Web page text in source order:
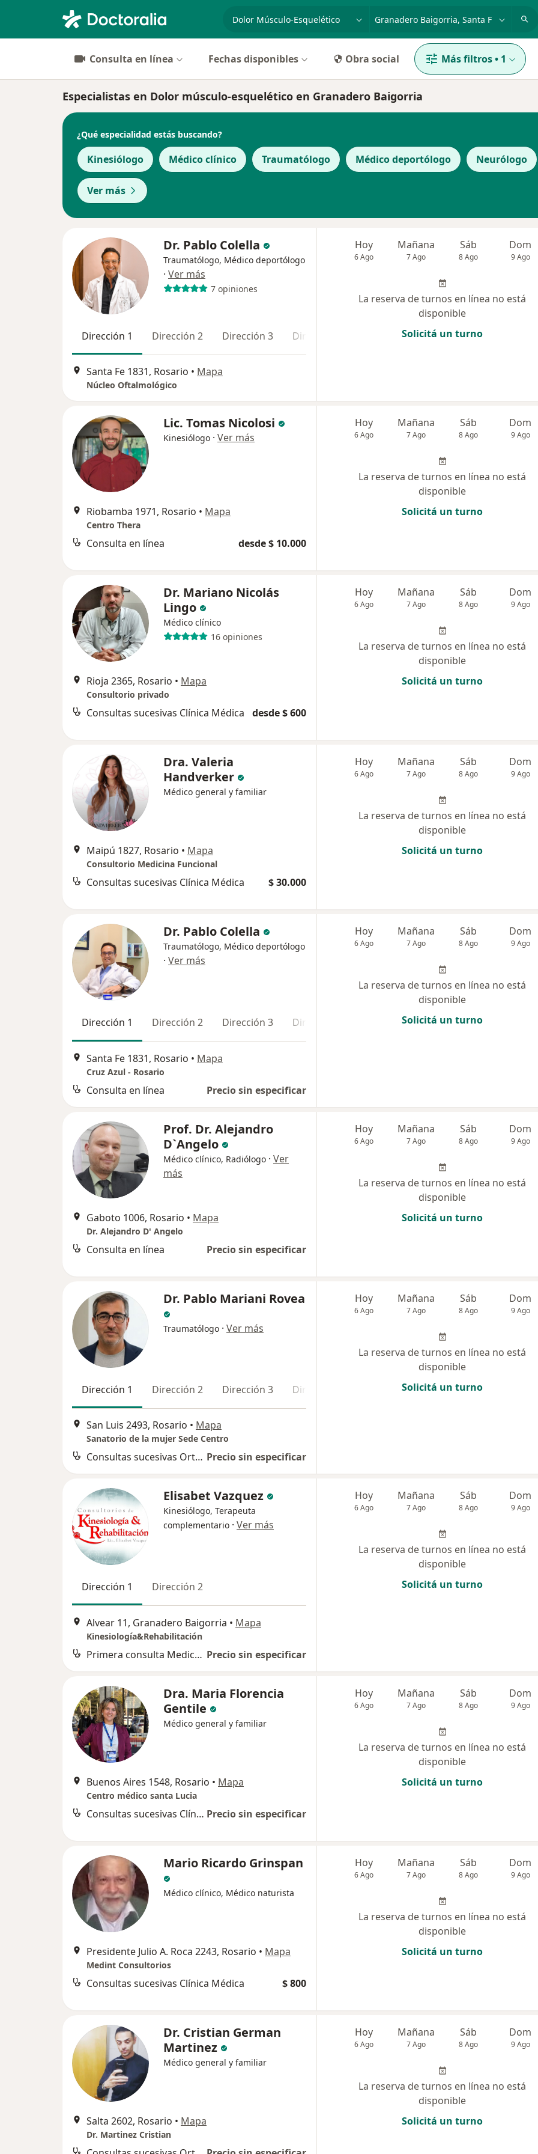
especialidad, enfermedad o nombre
Consulta en línea Fechas disponibles Obra social Más filtros• 1
Especialistas en Dolor músculo-esquelético en Granadero Baigorria
¿Qué especialidad estás buscando?
Kinesiólogo Médico clínico Traumatólogo Médico deportólogo Neurólogo
Ver más
Dr. Pablo Colella
Traumatólogo, Médico deportólogo
· Ver más
7 opiniones
Dirección 1 Dirección 2 Dirección 3 Dirección 4 Dirección 5 Dirección 6
Santa Fe 1831, Rosario • Mapa
Núcleo Oftalmológico
Hoy
6 Ago
Mañana
7 Ago
Sáb
8 Ago
Dom
9 Ago
La reserva de turnos en línea no está
disponible
Solicitá un turno
Lic. Tomas Nicolosi
Kinesiólogo · Ver más
Riobamba 1971, Rosario • Mapa
Centro Thera
Consulta en línea desde $ 10.000
Hoy
6 Ago
Mañana
7 Ago
Sáb
8 Ago
Dom
9 Ago
La reserva de turnos en línea no está
disponible
Solicitá un turno
Dr. Mariano Nicolás
Lingo
Médico clínico
16 opiniones
Rioja 2365, Rosario • Mapa
Consultorio privado
Consultas sucesivas Clínica Médica desde $ 600
Hoy
6 Ago
Mañana
7 Ago
Sáb
8 Ago
Dom
9 Ago
La reserva de turnos en línea no está
disponible
Solicitá un turno
Dra. Valeria
Handverker
Médico general y familiar
Maipú 1827, Rosario • Mapa
Consultorio Medicina Funcional
Consultas sucesivas Clínica Médica $ 30.000
Hoy
6 Ago
Mañana
7 Ago
Sáb
8 Ago
Dom
9 Ago
La reserva de turnos en línea no está
disponible
Solicitá un turno
Dr. Pablo Colella
Traumatólogo, Médico deportólogo
· Ver más
Dirección 1 Dirección 2 Dirección 3 Dirección 4
Santa Fe 1831, Rosario • Mapa
Cruz Azul - Rosario
Consulta en línea Precio sin especificar
Hoy
6 Ago
Mañana
7 Ago
Sáb
8 Ago
Dom
9 Ago
La reserva de turnos en línea no está
disponible
Solicitá un turno
Prof. Dr. Alejandro
D`Angelo
Médico clínico, Radiólogo · Ver
más
Gaboto 1006, Rosario • Mapa
Dr. Alejandro D' Angelo
Consulta en línea Precio sin especificar
Hoy
6 Ago
Mañana
7 Ago
Sáb
8 Ago
Dom
9 Ago
La reserva de turnos en línea no está
disponible
Solicitá un turno
Dr. Pablo Mariani Rovea
Traumatólogo · Ver más
Dirección 1 Dirección 2 Dirección 3 Dirección 4
San Luis 2493, Rosario • Mapa
Sanatorio de la mujer Sede Centro
Consultas sucesivas Ortopedia y Traumatología Precio sin especificar
Hoy
6 Ago
Mañana
7 Ago
Sáb
8 Ago
Dom
9 Ago
La reserva de turnos en línea no está
disponible
Solicitá un turno
Elisabet Vazquez
Kinesiólogo, Terapeuta
complementario · Ver más
Dirección 1 Dirección 2
Alvear 11, Granadero Baigorria • Mapa
Kinesiología&Rehabilitación
Primera consulta Medicina Alternativa Precio sin especificar
Hoy
6 Ago
Mañana
7 Ago
Sáb
8 Ago
Dom
9 Ago
La reserva de turnos en línea no está
disponible
Solicitá un turno
Dra. Maria Florencia
Gentile
Médico general y familiar
Buenos Aires 1548, Rosario • Mapa
Centro médico santa Lucia
Consultas sucesivas Clínica Médica Precio sin especificar
Hoy
6 Ago
Mañana
7 Ago
Sáb
8 Ago
Dom
9 Ago
La reserva de turnos en línea no está
disponible
Solicitá un turno
Mario Ricardo Grinspan
Médico clínico, Médico naturista
Presidente Julio A. Roca 2243, Rosario • Mapa
Medint Consultorios
Consultas sucesivas Clínica Médica $ 800
Hoy
6 Ago
Mañana
7 Ago
Sáb
8 Ago
Dom
9 Ago
La reserva de turnos en línea no está
disponible
Solicitá un turno
Dr. Cristian German
Martinez
Médico general y familiar
Salta 2602, Rosario • Mapa
Dr. Martinez Cristian
Hoy
6 Ago
Mañana
7 Ago
Sáb
8 Ago
Dom
9 Ago
La reserva de turnos en línea no está
disponible
Solicitá un turno